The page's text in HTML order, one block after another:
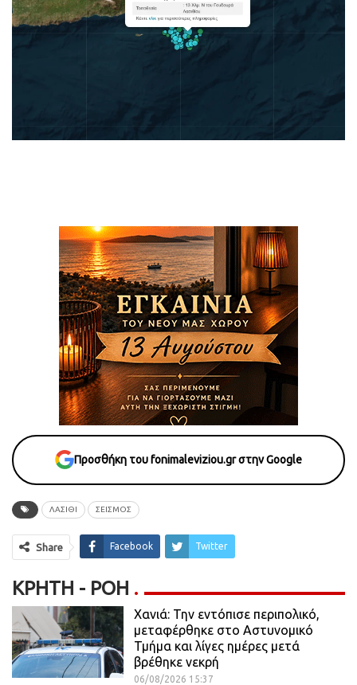
Προσθήκη του fonimaleviziou.gr στην Google
ΛΑΣΙΘΙ ΣΕΙΣΜΟΣ
Share Facebook Twitter
ΚΡΉΤΗ - ΡΟΗ
Χανιά: Την εντόπισε περιπολικό,
μεταφέρθηκε στο Αστυνομικό
Τμήμα και λίγες ημέρες μετά
βρέθηκε νεκρή
06/08/2026 15:37